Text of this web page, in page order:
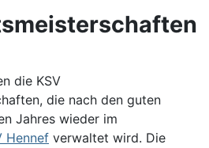
die KSV
die nach den guten
Jahres wieder im
Hennef verwaltet wird. Die